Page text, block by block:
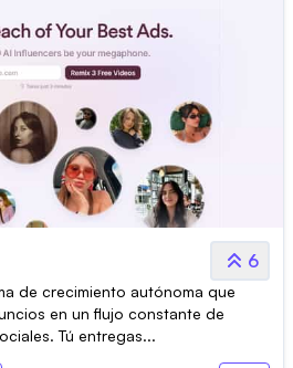
6
de crecimiento autónoma que
en un flujo constante de
Tú entregas...